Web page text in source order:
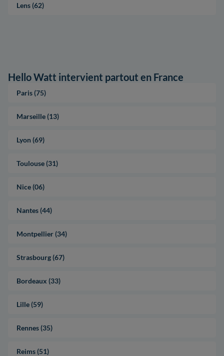
Lens (62)
Hello Watt intervient partout en France
Paris (75)
Marseille (13)
Lyon (69)
Toulouse (31)
Nice (06)
Nantes (44)
Montpellier (34)
Strasbourg (67)
Bordeaux (33)
Lille (59)
Rennes (35)
Reims (51)